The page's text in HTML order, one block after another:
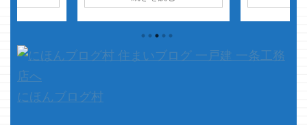
生の方の中で
りますが、
・・ しか
は床がコン
いなブログを書いておりましたが
でるもんですねぇ～～ 見落
す オープン
にほんブログ村